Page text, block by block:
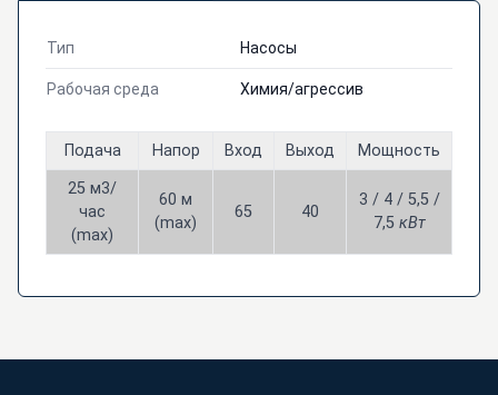
Тип Насосы
Рабочая среда Химия/агрессив
Подача Напор Вход Выход
Мощность
25 м3/
час
(max)
60 м
(max)
65 40
3 / 4 / 5,5 /
7,5 кВт